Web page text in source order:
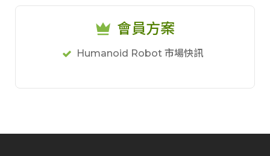
會員方案
Humanoid Robot 市場快訊